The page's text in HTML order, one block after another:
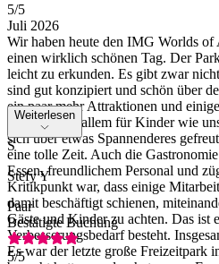
5/5
Juli 2026
Wir haben heute den IMG Worlds of
einen wirklich schönen Tag. Der
leicht zu erkunden. Es gibt zwar
sind gut konzipiert und schön über
ein paar mehr Attraktionen und
erhofft – vor allem für Kinder wie
sich über etwas Spannenderes
eine tolle Zeit. Auch die
Essen, freundlichem Personal und
Kritikpunkt war, dass einige
damit beschäftigt schienen,
Gäste und Kinder zu achten. Das
Verbesserungsbedarf besteht.
Es war der letzte große Freizeitpark
Weiterlesen
S
Stefy Y
Paar
Bestätigte Buchung
5/5